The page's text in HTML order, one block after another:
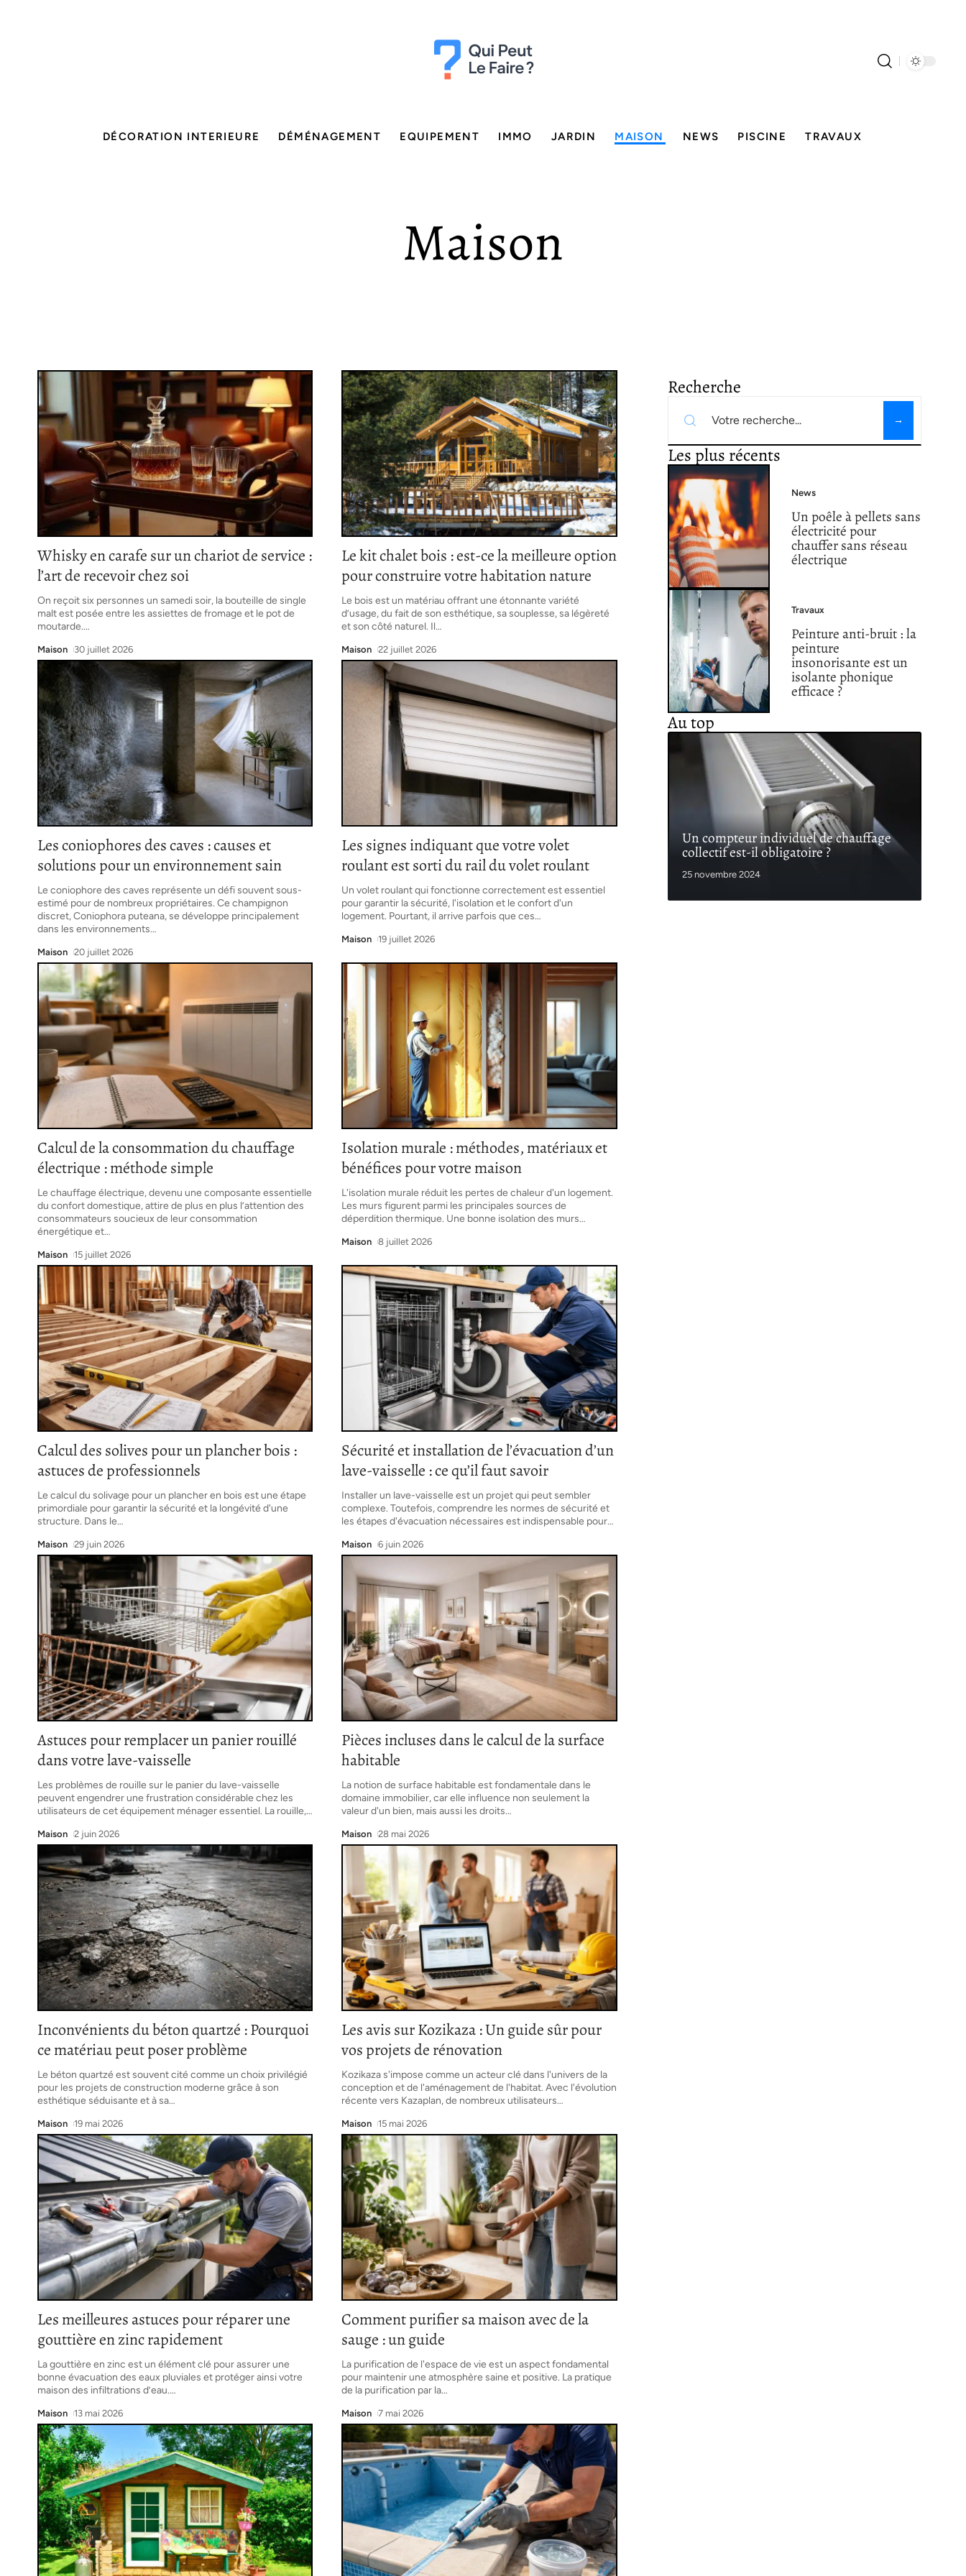
DÉCORATION INTERIEURE DÉMÉNAGEMENT EQUIPEMENT IMMO JARDIN MAISON NEWS PISCINE TRAVAUX
Maison
Whisky en carafe sur un chariot de service :
l’art de recevoir chez soi
On reçoit six personnes un samedi soir, la bouteille de single
malt est posée entre les assiettes de fromage et le pot de
moutarde.…
Maison 30 juillet 2026
Le kit chalet bois : est-ce la meilleure option
pour construire votre habitation nature
Le bois est un matériau offrant une étonnante variété
d’usage, du fait de son esthétique, sa souplesse, sa légèreté
et son côté naturel. Il…
Maison 22 juillet 2026
Les coniophores des caves : causes et
solutions pour un environnement sain
Le coniophore des caves représente un défi souvent sous-
estimé pour de nombreux propriétaires. Ce champignon
discret, Coniophora puteana, se développe principalement
dans les environnements…
Maison 20 juillet 2026
Les signes indiquant que votre volet
roulant est sorti du rail du volet roulant
Un volet roulant qui fonctionne correctement est essentiel
pour garantir la sécurité, l'isolation et le confort d'un
logement. Pourtant, il arrive parfois que ces…
Maison 19 juillet 2026
Calcul de la consommation du chauffage
électrique : méthode simple
Le chauffage électrique, devenu une composante essentielle
du confort domestique, attire de plus en plus l’attention des
consommateurs soucieux de leur consommation
énergétique et…
Maison 15 juillet 2026
Isolation murale : méthodes, matériaux et
bénéfices pour votre maison
L'isolation murale réduit les pertes de chaleur d'un logement.
Les murs figurent parmi les principales sources de
déperdition thermique. Une bonne isolation des murs…
Maison 8 juillet 2026
Calcul des solives pour un plancher bois :
astuces de professionnels
Le calcul du solivage pour un plancher en bois est une étape
primordiale pour garantir la sécurité et la longévité d'une
structure. Dans le…
Maison 29 juin 2026
Sécurité et installation de l’évacuation d’un
lave-vaisselle : ce qu’il faut savoir
Installer un lave-vaisselle est un projet qui peut sembler
complexe. Toutefois, comprendre les normes de sécurité et
les étapes d'évacuation nécessaires est indispensable pour…
Maison 6 juin 2026
Astuces pour remplacer un panier rouillé
dans votre lave-vaisselle
Les problèmes de rouille sur le panier du lave-vaisselle
peuvent engendrer une frustration considérable chez les
utilisateurs de cet équipement ménager essentiel. La rouille,…
Maison 2 juin 2026
Pièces incluses dans le calcul de la surface
habitable
La notion de surface habitable est fondamentale dans le
domaine immobilier, car elle influence non seulement la
valeur d'un bien, mais aussi les droits…
Maison 28 mai 2026
Inconvénients du béton quartzé : Pourquoi
ce matériau peut poser problème
Le béton quartzé est souvent cité comme un choix privilégié
pour les projets de construction moderne grâce à son
esthétique séduisante et à sa…
Maison 19 mai 2026
Les avis sur Kozikaza : Un guide sûr pour
vos projets de rénovation
Kozikaza s'impose comme un acteur clé dans l'univers de la
conception et de l'aménagement de l'habitat. Avec l'évolution
récente vers Kazaplan, de nombreux utilisateurs…
Maison 15 mai 2026
Les meilleures astuces pour réparer une
gouttière en zinc rapidement
La gouttière en zinc est un élément clé pour assurer une
bonne évacuation des eaux pluviales et protéger ainsi votre
maison des infiltrations d’eau.…
Maison 13 mai 2026
Comment purifier sa maison avec de la
sauge : un guide
La purification de l'espace de vie est un aspect fondamental
pour maintenir une atmosphère saine et positive. La pratique
de la purification par la…
Maison 7 mai 2026
Recherche
Les plus récents
News
Un poêle à pellets sans
électricité pour
chauffer sans réseau
électrique
Travaux
Peinture anti-bruit : la
peinture
insonorisante est un
isolante phonique
efficace ?
Au top
Un compteur individuel de chauffage
collectif est-il obligatoire ?
25 novembre 2024